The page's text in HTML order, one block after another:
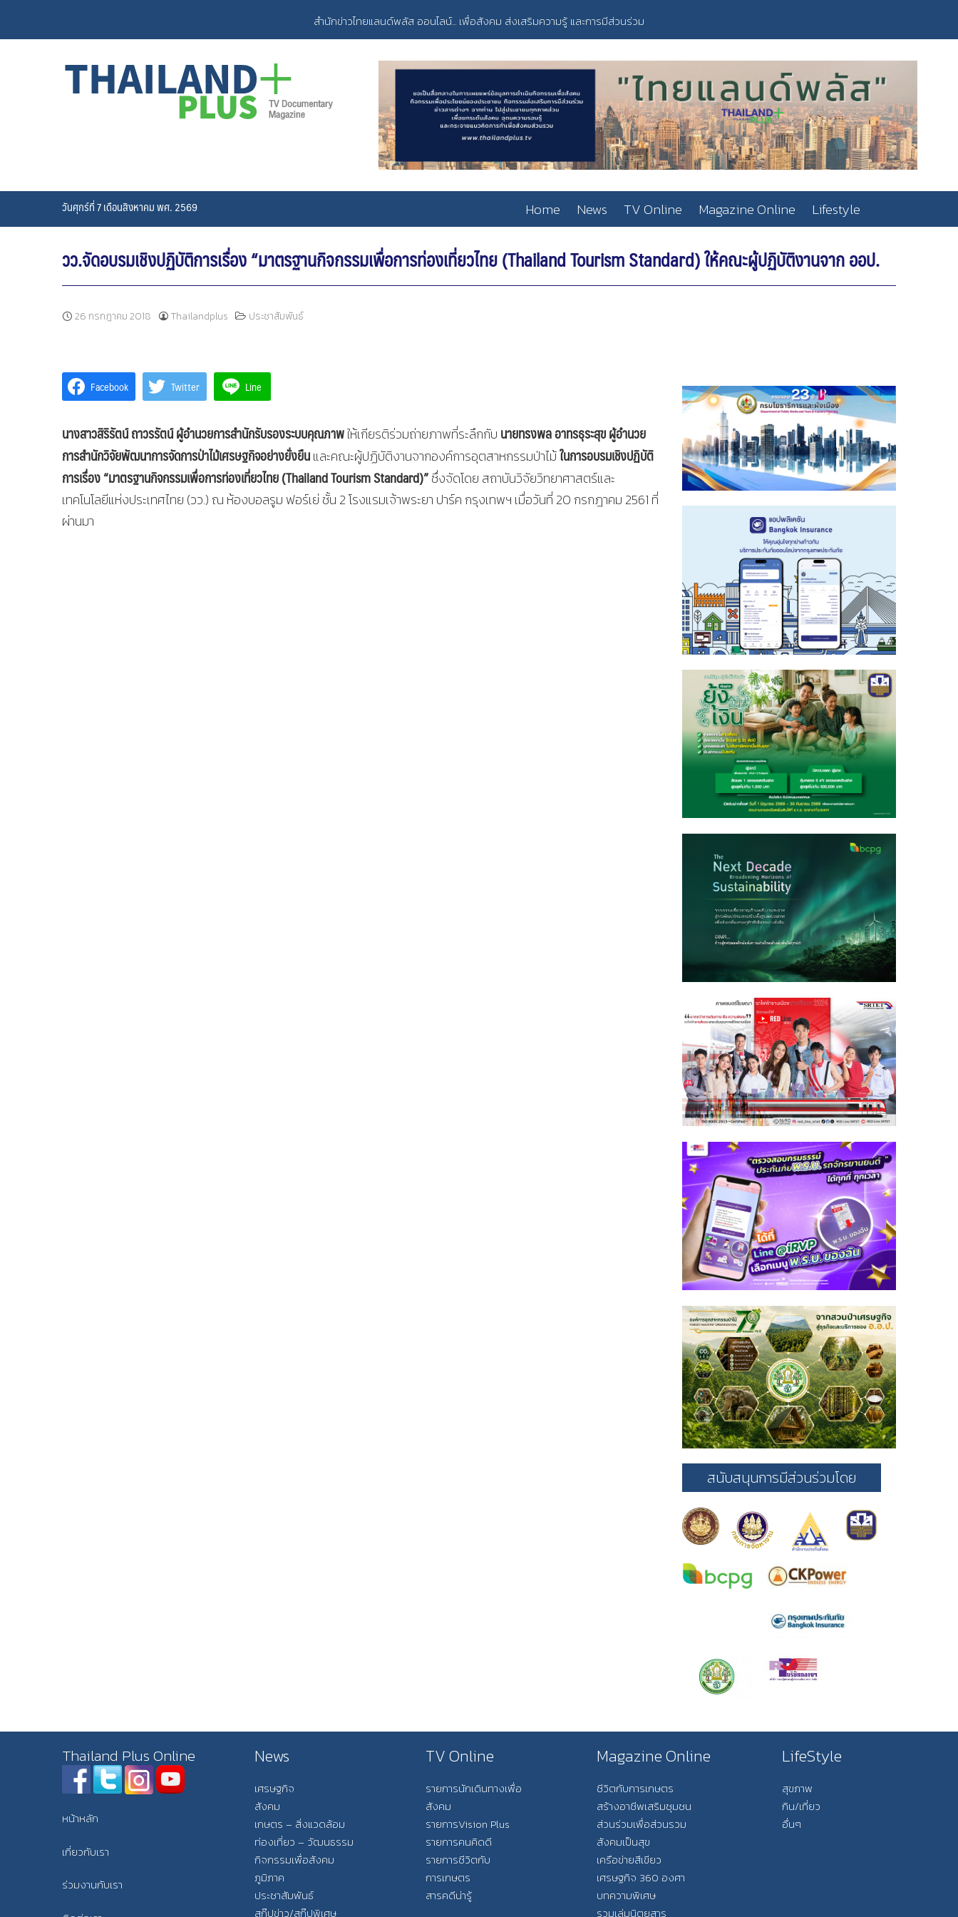
content
สำนักข่าวไทยแลนด์พลัส ออนไลน์... เพื่อสังคม ส่งเสริมความรู้ และการมีส่วนร่วม
วันศุกร์ที่ 7 เดือนสิงหาคม พศ. 2569 Home News TV Online Magazine Online Lifestyle
วว.จัดอบรมเชิงปฏิบัติการเรื่อง “มาตรฐานกิจกรรมเพื่อการท่องเที่ยวไทย (Thailand Tourism Standard) ให้คณะผู้ปฏิบัติงานจาก ออป.
26 กรกฎาคม 2018 Thailandplus ประชาสัมพันธ์
Facebook Twitter Line
นางสาวสิริรัตน์ ถาวรรัตน์ ผู้อำนวยการสำนักรับรองระบบคุณภาพให้เกียรติร่วมถ่ายภาพที่ระลึกกับ นายทรงพล อาทรธุระสุข ผู้อำนวย
การสำนักวิจัยพัฒนาการจัดการป่าไม้เศรษฐกิจอย่างยั่งยืนและคณะผู้ปฏิบัติงานจากองค์การอุตสาหกรรมป่าไม้ในการอบรมเชิงปฏิบัติ
การเรื่อง “มาตรฐานกิจกรรมเพื่อการท่องเที่ยวไทย(Thailand Tourism Standard)”ซึ่งจัดโดย สถาบันวิจัยวิทยาศาสตร์และ
เทคโนโลยีแห่งประเทศไทย (วว.) ณ ห้องบอลรูม ฟอร์เย่ ชั้น 2 โรงแรมเจ้าพระยา ปาร์ค กรุงเทพฯ เมื่อวันที่ 20 กรกฎาคม 2561 ที่
ผ่านมา
สนับสนุนการมีส่วนร่วมโดย
Thailand Plus Online
หน้าหลัก
เกี่ยวกับเรา
ร่วมงานกับเรา
News
เศรษฐกิจ
สังคม
เกษตร – สิ่งแวดล้อม
ท่องเที่ยว – วัฒนธรรม
กิจกรรมเพื่อสังคม
ภูมิภาค
ประชาสัมพันธ์
สกู๊ปข่าว/สกู๊ปพิเศษ
TV Online
รายการนักเดินทางเพื่อ
สังคม
รายการVision Plus
รายการคนคิดดี
รายการชีวิตกับ
การเกษตร
สารคดีน่ารู้
Magazine Online
ชีวิตกับการเกษตร
สร้างอาชีพเสริมชุมชน
ส่วนร่วมเพื่อส่วนรวม
สังคมเป็นสุข
เครือข่ายสีเขียว
เศรษฐกิจ 360 องศา
บทความพิเศษ
รวมเล่มนิตยสาร
LifeStyle
สุขภาพ
กิน/เที่ยว
อื่นๆ